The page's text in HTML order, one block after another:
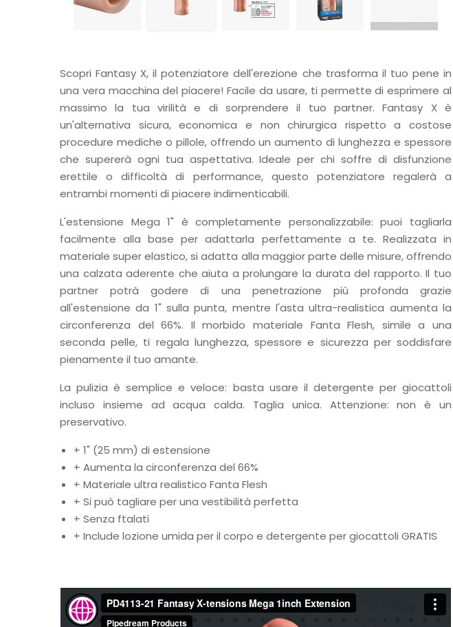
Scopri Fantasy X, il potenziatore dell'erezione che trasforma il tuo pene in
una vera macchina del piacere! Facile da usare, ti permette di esprimere al
massimo la tua virilità e di sorprendere il tuo partner. Fantasy X è
un'alternativa sicura, economica e non chirurgica rispetto a costose
procedure mediche o pillole, offrendo un aumento di lunghezza e spessore
che supererà ogni tua aspettativa. Ideale per chi soffre di disfunzione
erettile o difficoltà di performance, questo potenziatore regalerà a
entrambi momenti di piacere indimenticabili.
L'estensione Mega 1" è completamente personalizzabile: puoi tagliarla
facilmente alla base per adattarla perfettamente a te. Realizzata in
materiale super elastico, si adatta alla maggior parte delle misure, offrendo
una calzata aderente che aiuta a prolungare la durata del rapporto. Il tuo
partner potrà godere di una penetrazione più profonda grazie
all'estensione da 1" sulla punta, mentre l'asta ultra-realistica aumenta la
circonferenza del 66%. Il morbido materiale Fanta Flesh, simile a una
seconda pelle, ti regala lunghezza, spessore e sicurezza per soddisfare
pienamente il tuo amante.
La pulizia è semplice e veloce: basta usare il detergente per giocattoli
incluso insieme ad acqua calda. Taglia unica. Attenzione: non è un
preservativo.
+ 1" (25 mm) di estensione
+ Aumenta la circonferenza del 66%
+ Materiale ultra realistico Fanta Flesh
+ Si può tagliare per una vestibilità perfetta
+ Senza ftalati
+ Include lozione umida per il corpo e detergente per giocattoli GRATIS